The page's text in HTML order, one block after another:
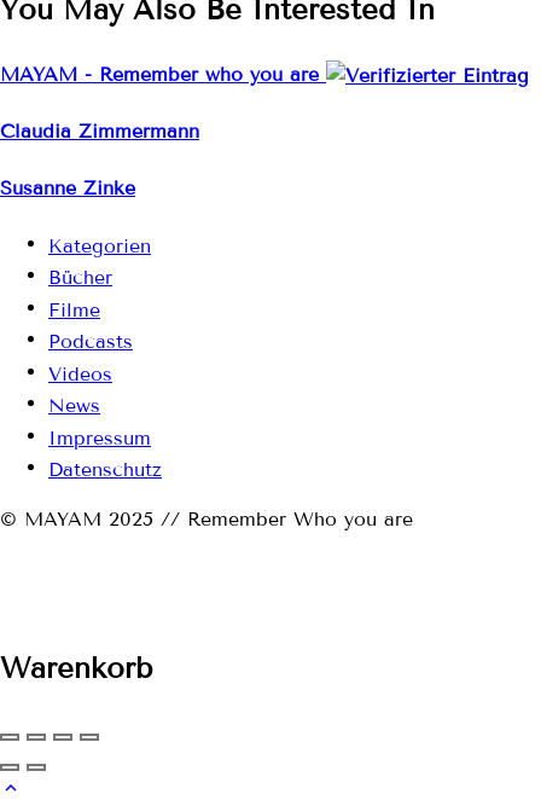
You May Also Be Interested In
MAYAM - Remember who you are
Claudia Zimmermann
Susanne Zinke
Kategorien
Bücher
Filme
Podcasts
Videos
News
Impressum
Datenschutz
© MAYAM 2025 // Remember Who you are
Warenkorb